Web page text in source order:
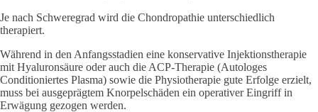
Je nach Schweregrad wird die Chondropathie unterschiedlich
therapiert.
Während in den Anfangsstadien eine konservative Injektionstherapie
mit Hyaluronsäure oder auch die ACP-Therapie (Autologes
Conditioniertes Plasma) sowie die Physiotherapie gute Erfolge erzielt,
muss bei ausgeprägtem Knorpelschäden ein operativer Eingriff in
Erwägung gezogen werden.